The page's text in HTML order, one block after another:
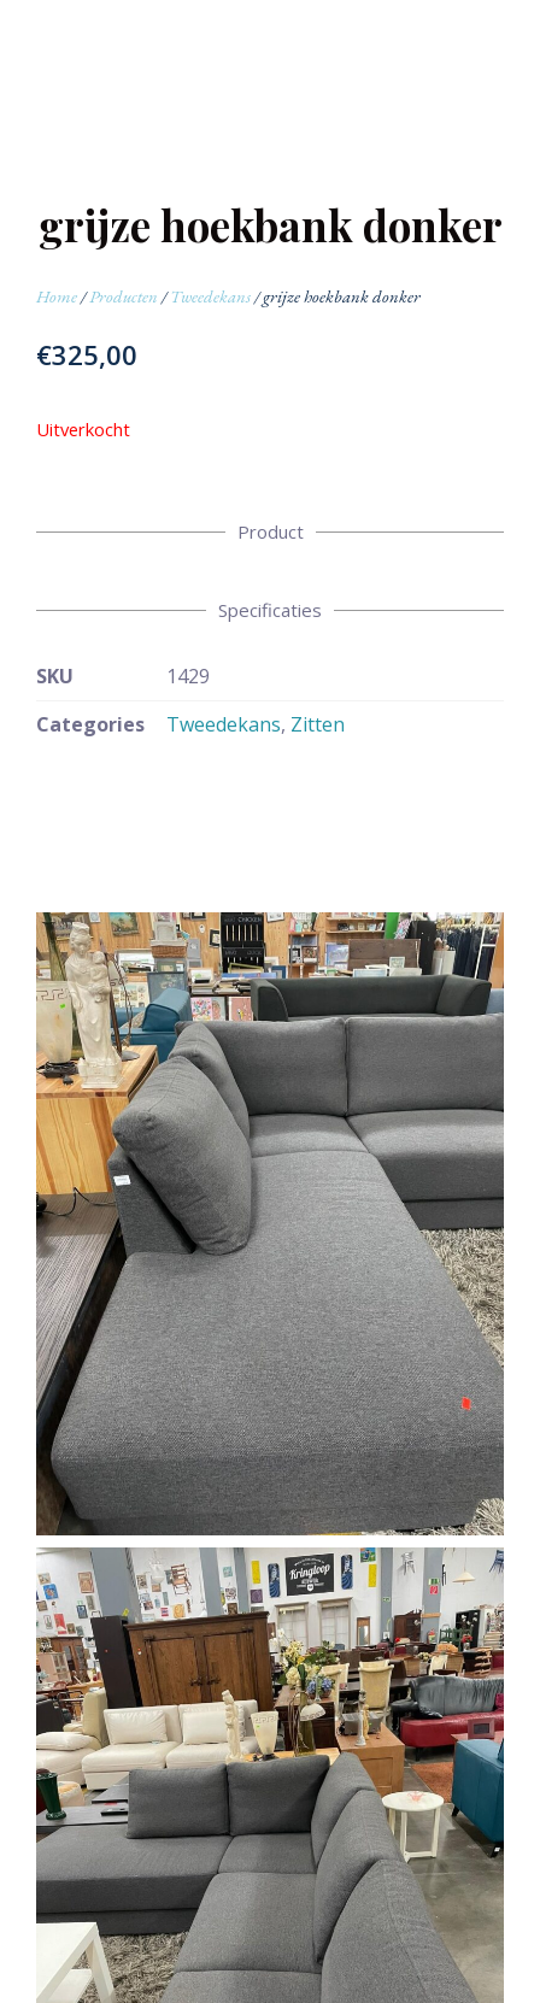
grijze hoekbank donker
Home/Producten /Tweedekans/ grijze hoekbank donker
€325,00
Uitverkocht
Product
Specificaties
SKU
1429
Categories
Tweedekans, Zitten